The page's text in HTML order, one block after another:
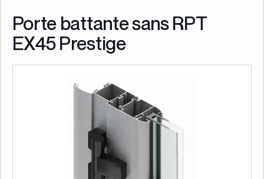
Porte battante sans RPT
EX45 Prestige